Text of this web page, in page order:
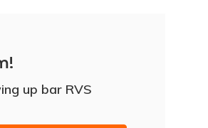
up bar RVS